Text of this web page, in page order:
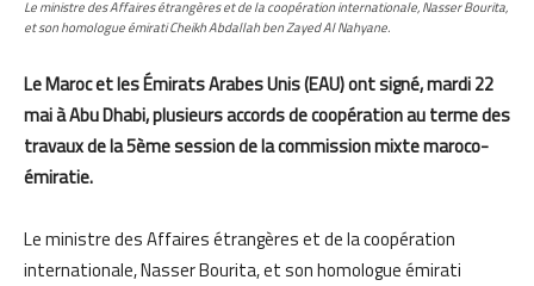
Le ministre des Affaires étrangères et de la coopération internationale, Nasser Bourita,
et son homologue émirati Cheikh Abdallah ben Zayed Al Nahyane.
Le Maroc et les Émirats Arabes Unis (EAU) ont signé, mardi 22
mai à Abu Dhabi, plusieurs accords de coopération au terme des
travaux de la 5ème session de la commission mixte maroco-
émiratie.
Le ministre des Affaires étrangères et de la coopération
internationale, Nasser Bourita, et son homologue émirati